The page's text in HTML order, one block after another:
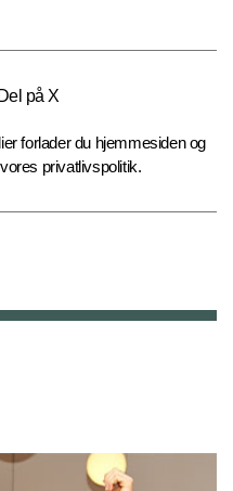
Del på X
forlader du hjemmesiden og
privatlivspolitik.